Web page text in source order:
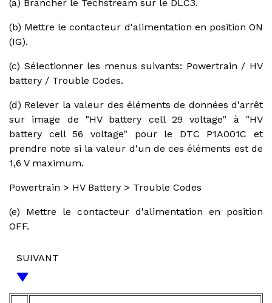
(a) Brancher le Techstream sur le DLC3.
(b) Mettre le contacteur d'alimentation en position ON
(IG).
(c) Sélectionner les menus suivants: Powertrain / HV
battery / Trouble Codes.
(d) Relever la valeur des éléments de données d'arrêt
sur image de "HV battery cell 29 voltage" à "HV
battery cell 56 voltage" pour le DTC P1A001C et
prendre note si la valeur d'un de ces éléments est de
1,6 V maximum.
Powertrain > HV Battery > Trouble Codes
(e) Mettre le contacteur d'alimentation en position
OFF.
SUIVANT